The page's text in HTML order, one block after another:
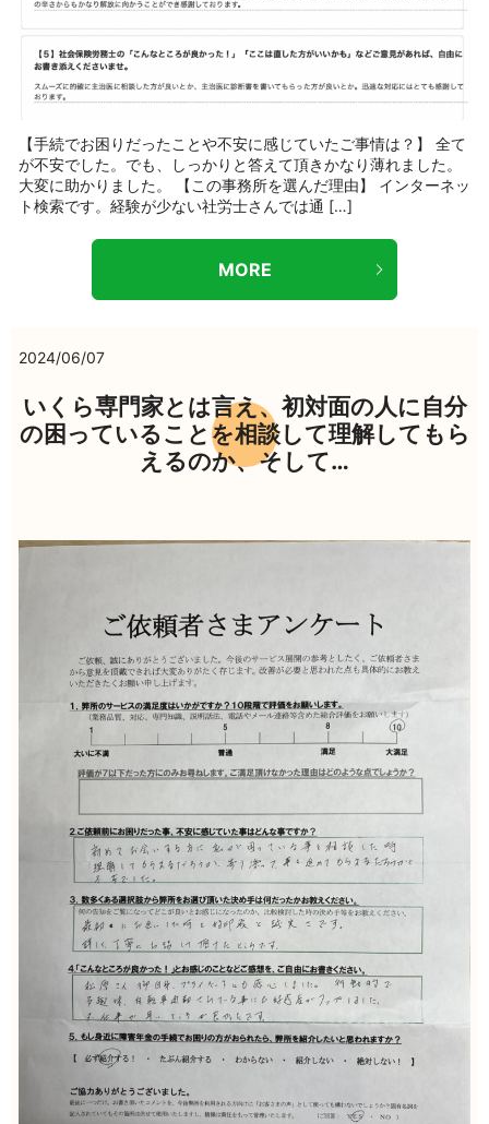
【手続でお困りだったことや不安に感じていたご事情は？】 全て
が不安でした。でも、しっかりと答えて頂きかなり薄れました。
大変に助かりました。 【この事務所を選んだ理由】 インターネッ
ト検索です。経験が少ない社労士さんでは通 […]
MORE
2024/06/07
いくら専門家とは言え、初対面の人に自分
の困っていることを相談して理解してもら
えるのか、そして…